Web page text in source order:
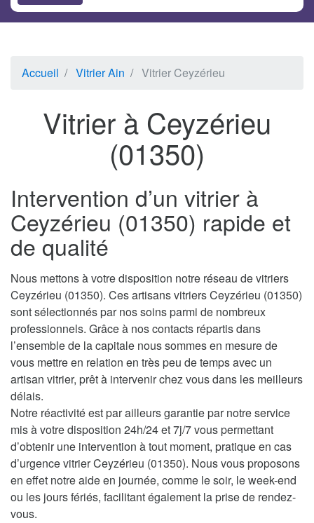
Accueil Vitrier Ain Vitrier Ceyzérieu
Vitrier à Ceyzérieu
(01350)
Intervention d’un vitrier à
Ceyzérieu (01350) rapide et
de qualité
Nous mettons à votre disposition notre réseau de vitriers
Ceyzérieu (01350). Ces artisans vitriers Ceyzérieu (01350)
sont sélectionnés par nos soins parmi de nombreux
professionnels. Grâce à nos contacts répartis dans
l’ensemble de la capitale nous sommes en mesure de
vous mettre en relation en très peu de temps avec un
artisan vitrier, prêt à intervenir chez vous dans les meilleurs
délais.
Notre réactivité est par ailleurs garantie par notre service
mis à votre disposition 24h/24 et 7j/7 vous permettant
d’obtenir une intervention à tout moment, pratique en cas
d’urgence vitrier Ceyzérieu (01350). Nous vous proposons
en effet notre aide en journée, comme le soir, le week-end
ou les jours fériés, facilitant également la prise de rendez-
vous.